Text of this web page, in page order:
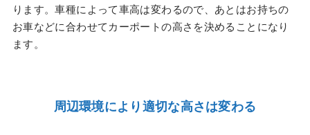
ります。車種によって車高は変わるので、あとはお持ちの
お車などに合わせてカーポートの高さを決めることになり
ます。
周辺環境により適切な高さは変わる